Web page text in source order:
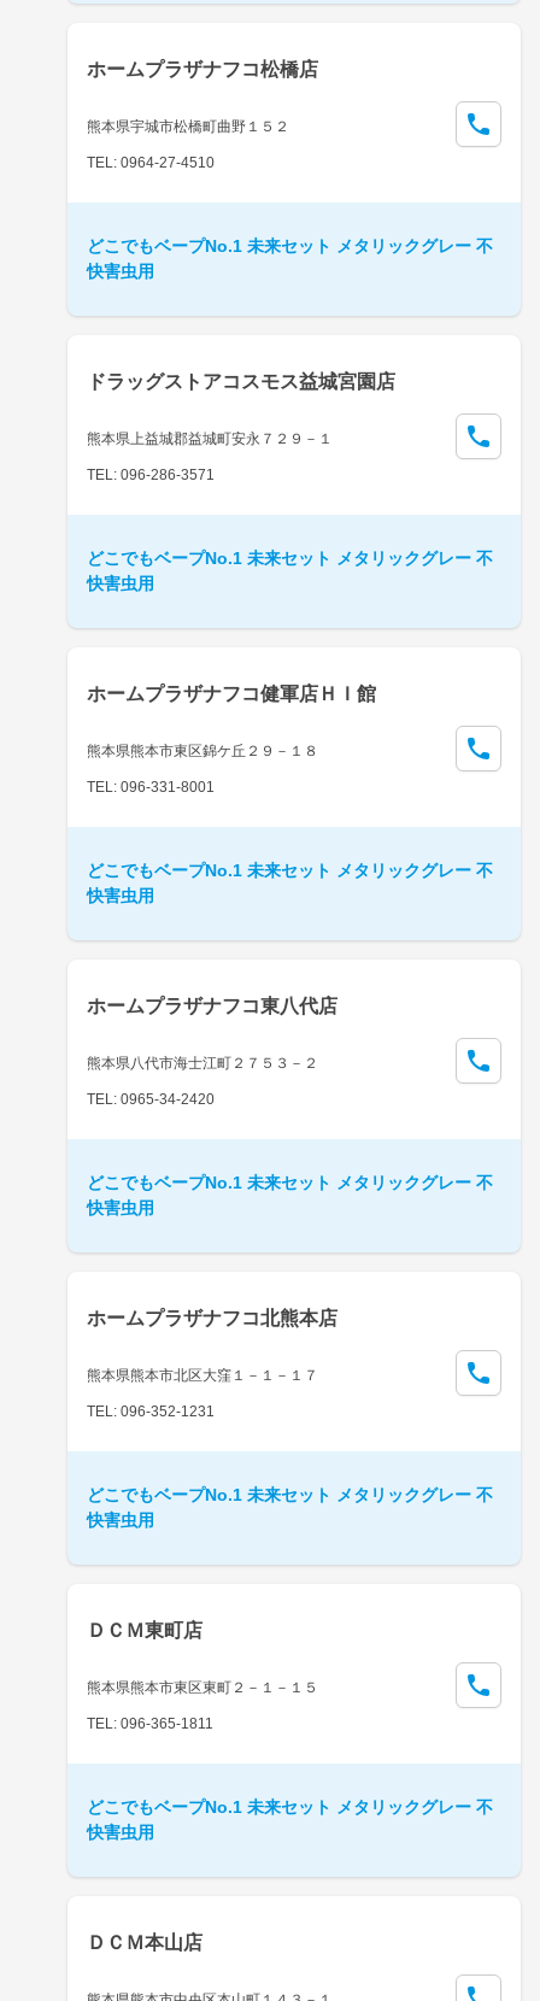
ホームプラザナフコ松橋店
熊本県宇城市松橋町曲野１５２
TEL: 0964-27-4510
どこでもベープNo.1 未来セット メタリックグレー 不
快害虫用
ドラッグストアコスモス益城宮園店
熊本県上益城郡益城町安永７２９－１
TEL: 096-286-3571
どこでもベープNo.1 未来セット メタリックグレー 不
快害虫用
ホームプラザナフコ健軍店ＨＩ館
熊本県熊本市東区錦ケ丘２９－１８
TEL: 096-331-8001
どこでもベープNo.1 未来セット メタリックグレー 不
快害虫用
ホームプラザナフコ東八代店
熊本県八代市海士江町２７５３－２
TEL: 0965-34-2420
どこでもベープNo.1 未来セット メタリックグレー 不
快害虫用
ホームプラザナフコ北熊本店
熊本県熊本市北区大窪１－１－１７
TEL: 096-352-1231
どこでもベープNo.1 未来セット メタリックグレー 不
快害虫用
ＤＣＭ東町店
熊本県熊本市東区東町２－１－１５
TEL: 096-365-1811
どこでもベープNo.1 未来セット メタリックグレー 不
快害虫用
ＤＣＭ本山店